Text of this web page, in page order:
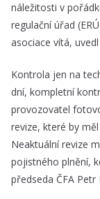
náležitosti v
regulační úřad
asociace vítá,
Kontrola jen na
dní, kompletní
provozovatel
revize, které by
Neaktuální revize
pojistného plnění,
předseda ČFA Petr